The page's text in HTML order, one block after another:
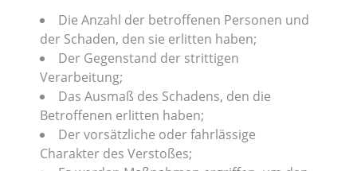
Die Anzahl der betroffenen Personen und
der Schaden, den sie erlitten haben;
Der Gegenstand der strittigen
Verarbeitung;
Das Ausmaß des Schadens, den die
Betroffenen erlitten haben;
Der vorsätzliche oder fahrlässige
Charakter des Verstoßes;